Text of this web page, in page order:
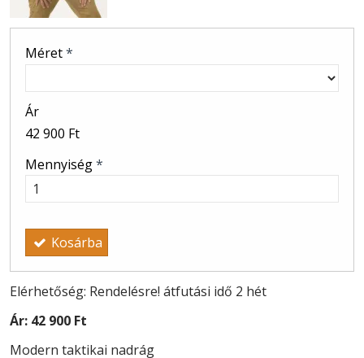
Méret*
Ár
42 900 Ft
Mennyiség*
Kosárba
Elérhetőség: Rendelésre! átfutási idő 2 hét
Ár: 42 900 Ft
Modern taktikai nadrág